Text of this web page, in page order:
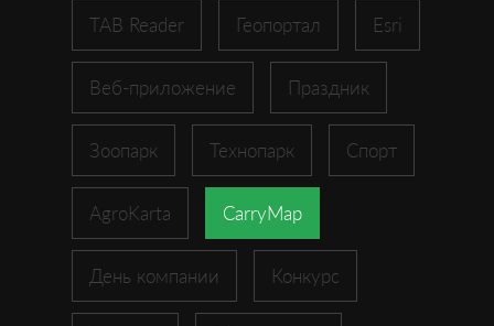
TAB Reader Геопортал Esri
Веб-приложение Праздник
Зоопарк Технопарк Спорт
AgroKarta CarryMap
День компании Конкурс